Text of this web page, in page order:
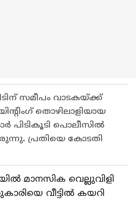
സമീപം വാടകയ്ക്ക്
തൊഴിലാളിയായ
പിടികൂടി പൊലീസിൽ
പ്രതിയെ കോടതി
മാനസിക വെല്ലുവിളി
വീട്ടിൽ കയറി